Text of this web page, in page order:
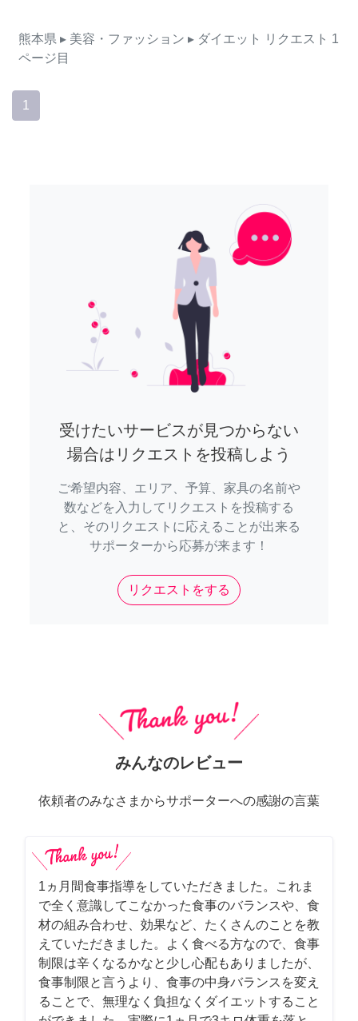
熊本県 ▸ 美容・ファッション ▸ ダイエット リクエスト 1
ページ目
1
受けたいサービスが見つからない
場合はリクエストを投稿しよう
ご希望内容、エリア、予算、家具の名前や
数などを入力してリクエストを投稿する
と、そのリクエストに応えることが出来る
サポーターから応募が来ます！
リクエストをする
みんなのレビュー
依頼者のみなさまからサポーターへの感謝の言葉
1ヵ月間食事指導をしていただきました。これま
で全く意識してこなかった食事のバランスや、食
材の組み合わせ、効果など、たくさんのことを教
えていただきました。よく食べる方なので、食事
制限は辛くなるかなと少し心配もありましたが、
食事制限と言うより、食事の中身バランスを変え
ることで、無理なく負担なくダイエットすること